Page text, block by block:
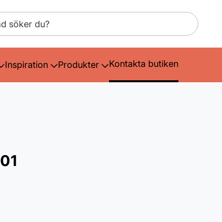
Inspiration Produkter Kontakta butiken